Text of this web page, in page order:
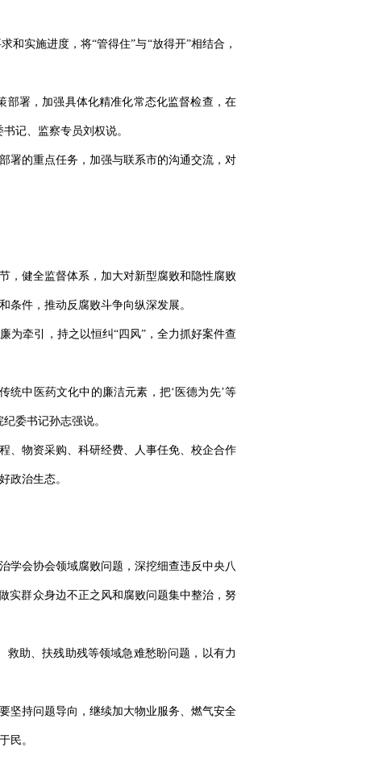
实施进度，将“管得住”与“放得开”相结合，
部署，加强具体化精准化常态化监督检查，在
记、监察专员刘权说。
署的重点任务，加强与联系市的沟通交流，对
，健全监督体系，加大对新型腐败和隐性腐败
条件，推动反腐败斗争向纵深发展。
为牵引，持之以恒纠“四风”，全力抓好案件查
统中医药文化中的廉洁元素，把‘医德为先’等
委书记孙志强说。
、物资采购、科研经费、人事任免、校企合作
政治生态。
学会协会领域腐败问题，深挖细查违反中央八
实群众身边不正之风和腐败问题集中整治，努
救助、扶残助残等领域急难愁盼问题，以有力
坚持问题导向，继续加大物业服务、燃气安全
民。